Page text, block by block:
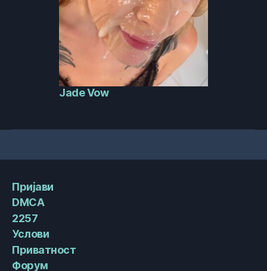
Jade Vow
Пријави
DMCA
2257
Услови
Приватност
Форум